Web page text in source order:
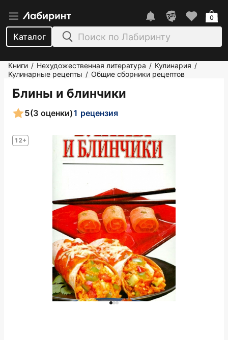
Каталог
0
Книги / Нехудожественная литература / Кулинария /
Кулинарные рецепты / Общие сборники рецептов
Блины и блинчики
12+
5(3 оценки)1 рецензия